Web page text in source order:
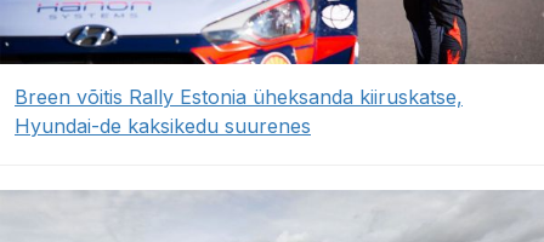
Breen võitis Rally Estonia üheksanda kiiruskatse,
Hyundai-de kaksikedu suurenes